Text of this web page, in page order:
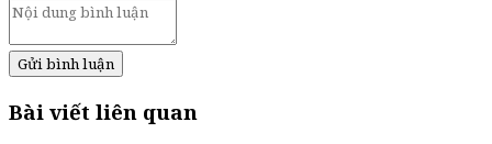
Gửi bình luận
Bài viết liên quan